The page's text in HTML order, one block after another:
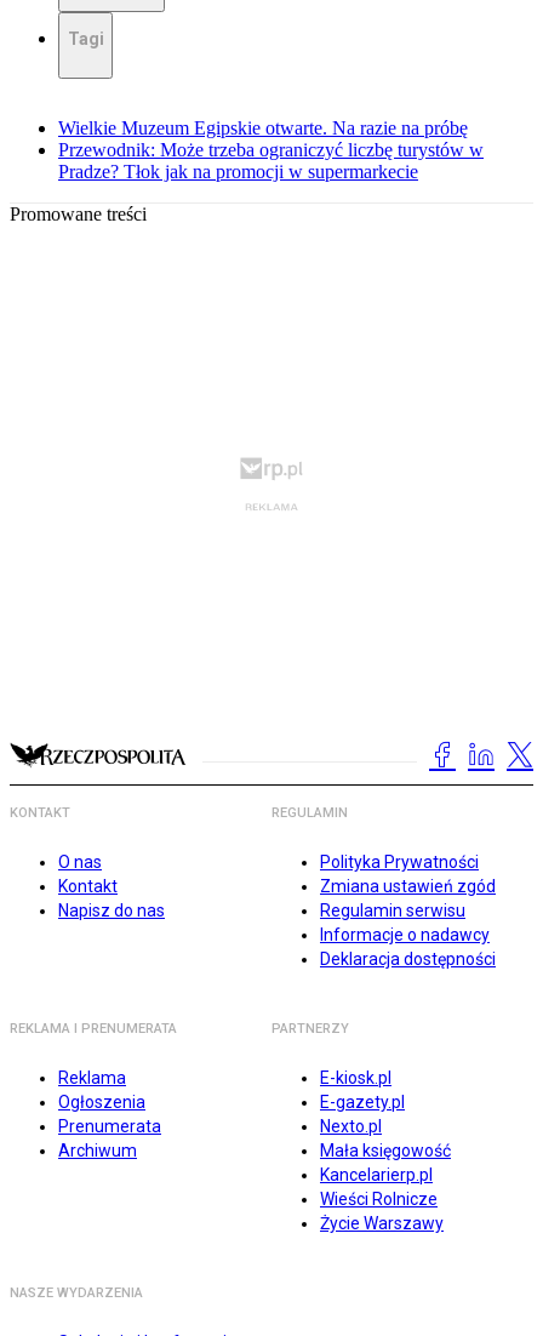
Tagi
Wielkie Muzeum Egipskie otwarte. Na razie na próbę
Przewodnik: Może trzeba ograniczyć liczbę turystów w
Pradze? Tłok jak na promocji w supermarkecie
Promowane treści
KONTAKT
O nas
Kontakt
Napisz do nas
REGULAMIN
Polityka Prywatności
Zmiana ustawień zgód
Regulamin serwisu
Informacje o nadawcy
Deklaracja dostępności
REKLAMA I PRENUMERATA
Reklama
Ogłoszenia
Prenumerata
Archiwum
PARTNERZY
E-kiosk.pl
E-gazety.pl
Nexto.pl
Mała księgowość
Kancelarierp.pl
Wieści Rolnicze
Życie Warszawy
NASZE WYDARZENIA